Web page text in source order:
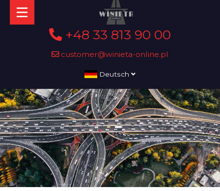
+48 33 813 90 00
customer@winieta-online.pl
Deutsch